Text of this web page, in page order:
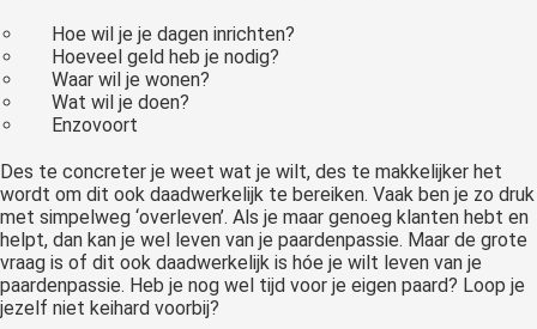
Hoe wil je je dagen inrichten?
Hoeveel geld heb je nodig?
Waar wil je wonen?
Wat wil je doen?
Enzovoort
Des te concreter je weet wat je wilt, des te makkelijker het
wordt om dit ook daadwerkelijk te bereiken. Vaak ben je zo druk
met simpelweg ‘overleven’. Als je maar genoeg klanten hebt en
helpt, dan kan je wel leven van je paardenpassie. Maar de grote
vraag is of dit ook daadwerkelijk is hóe je wilt leven van je
paardenpassie. Heb je nog wel tijd voor je eigen paard? Loop je
jezelf niet keihard voorbij?